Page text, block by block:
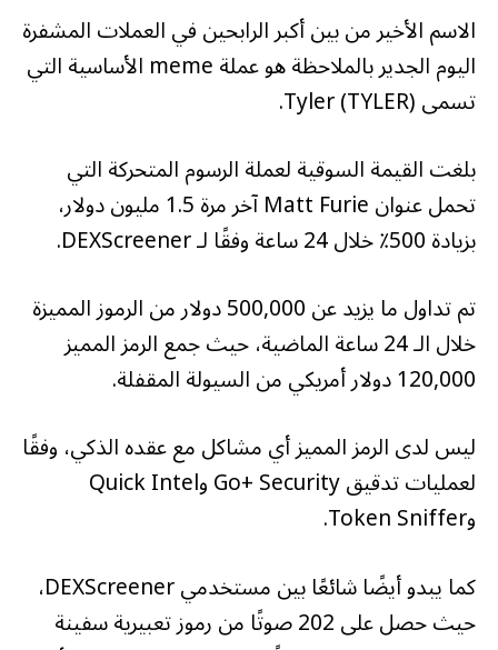
– 40 ألف متابع على تويتر
– ظهرت على@نيتايمز
pic.twitter.com/VZZrrtR5Qf
— مو دينغ | صفحة المعجبين
(@MooDengSOL)
25 سبتمبر 2024
الاسم الأخير من بين أكبر الرابحين في العملات المشفرة
اليوم الجدير بالملاحظة هو عملة meme الأساسية التي
تسمى Tyler (TYLER).
بلغت القيمة السوقية لعملة الرسوم المتحركة التي
تحمل عنوان Matt Furie آخر مرة 1.5 مليون دولار،
بزيادة 500٪ خلال 24 ساعة وفقًا لـ DEXScreener.
تم تداول ما يزيد عن 500,000 دولار من الرموز المميزة
خلال الـ 24 ساعة الماضية، حيث جمع الرمز المميز
120,000 دولار أمريكي من السيولة المقفلة.
ليس لدى الرمز المميز أي مشاكل مع عقده الذكي، وفقًا
لعمليات تدقيق Go+ Security وQuick Intel
وToken Sniffer.
كما يبدو أيضًا شائعًا بين مستخدمي DEXScreener،
حيث حصل على 202 صوتًا من رموز تعبيرية سفينة